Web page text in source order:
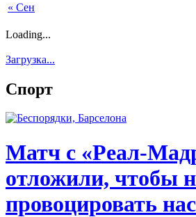
« Сен
Loading...
Загрузка...
Спорт
Матч с «Реал-
отложили, чтобы
провоцировать